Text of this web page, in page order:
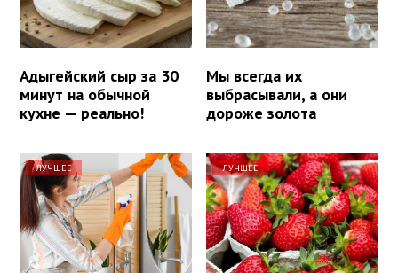
Адыгейский сыр за 30
минут на обычной
кухне — реально!
Мы всегда их
выбрасывали, а они
дороже золота
ЛУЧШЕЕ ЛУЧШЕЕ